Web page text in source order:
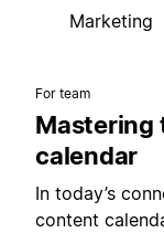
Marketing
For team
Mastering
calendar
In today’s
content